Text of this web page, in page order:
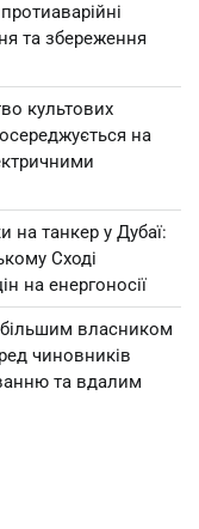
та збереження
культових
на
на танкер у Дубаї:
Сході
на енергоносії
власником
чиновників
та вдалим